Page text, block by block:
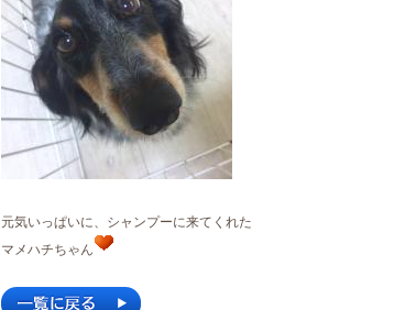
元気いっぱいに、シャンプーに来てくれた
マメハチちゃん